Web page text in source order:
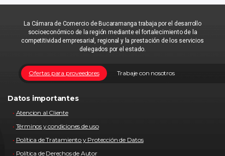
La Cámara de Comercio de Bucaramanga trabaja por el desarrollo
socioeconómico de la región mediante el fortalecimiento de la
competitividad empresarial, regional y la prestación de los servicios
delegados por el estado.
Trabaje con nosotros
Ofertas para proveedores
Datos importantes
Atencion al Cliente
Términos y condiciones de uso
Política de Tratamiento y Protección de Datos
Política de Derechos de Autor